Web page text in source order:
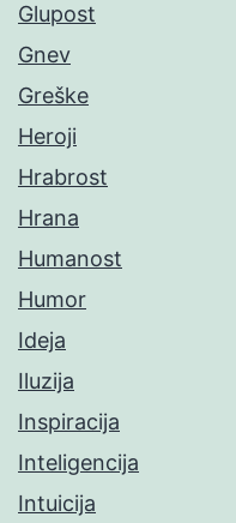
Glupost
Gnev
Greške
Heroji
Hrabrost
Hrana
Humanost
Humor
Ideja
Iluzija
Inspiracija
Inteligencija
Intuicija